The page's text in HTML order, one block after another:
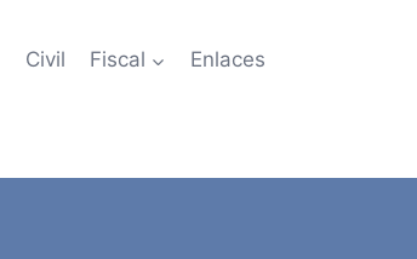
Civil Fiscal Enlaces